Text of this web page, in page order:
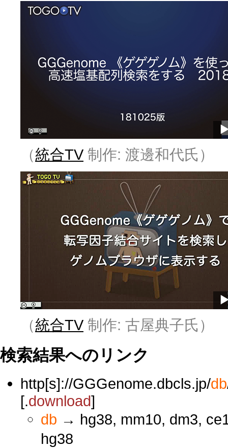
（統合TV 制作: 渡邊和代氏）
（統合TV 制作: 古屋典子氏）
検索結果へのリンク
http[s]://GGGenome.dbcls.jp/db
[.download]
db → hg38, mm10, dm3,
hg38